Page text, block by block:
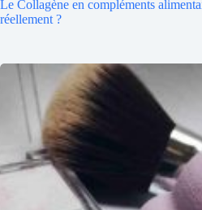
Le Collagène en compléments
réellement ?